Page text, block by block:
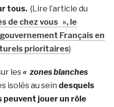
tous.(Lire l’article du
de chez vous », le
Français en
prioritaires)
les« zones blanches
isolés au sein desquels
jouer un rôle